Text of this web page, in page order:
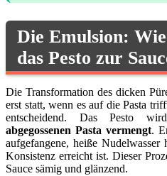
Die Emulsion:
das Pesto zur
Die Transformation des dicken
erst statt, wenn es auf die Pasta
entscheidend. Das Pesto
abgegossenen Pasta vermengt.
aufgefangene, heiße
Konsistenz erreicht ist. Dieser
Sauce sämig und glänzend.